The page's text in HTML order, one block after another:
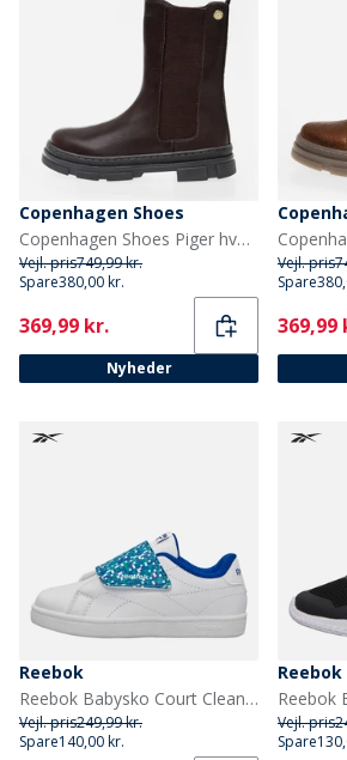
Copenhagen Shoes
Copenhagen Shoes Piger hverdag Piger støvler 847 Dark Brown
Vejl. pris749,99 kr.
Spare380,00 kr.
Current
369,99 kr.
Nyheder
Vejl. pris
Spare
369,99
Reebok
Reebok Babysko Court Clean Velcro Træningssko Hvid/Vector Blue/Vector Blue
Vejl. pris249,99 kr.
Spare140,00 kr.
Reebok
Vejl. pris
Spare